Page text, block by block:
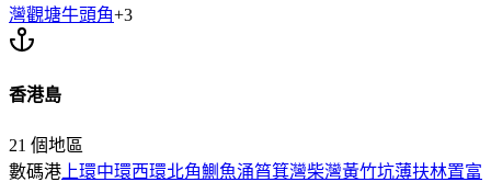
灣觀塘牛頭角+3
香港島
21 個地區
數碼港 上環中環西環北角鰂魚涌筲箕灣柴灣黃竹坑薄扶林置富